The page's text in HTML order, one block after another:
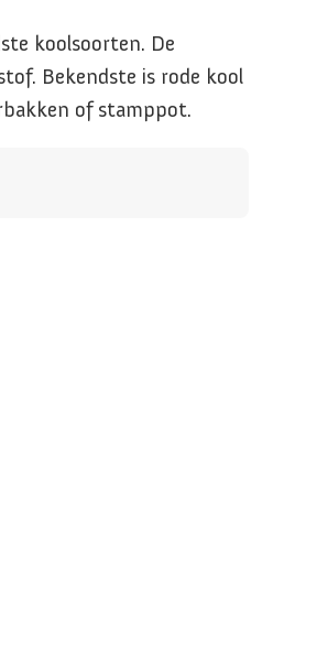
koolsoorten. De
Bekendste is rode kool
of stamppot.